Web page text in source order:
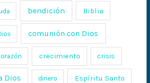
bendición Biblia
comunión con Dios
crecimiento crisis
Dios dinero Espíritu Santo